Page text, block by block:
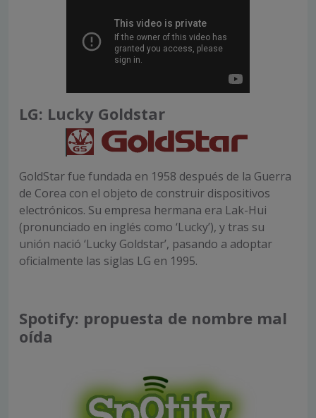
LG: Lucky Goldstar
GoldStar fue fundada en 1958 después de la Guerra
de Corea con el objeto de construir dispositivos
electrónicos. Su empresa hermana era Lak-Hui
(pronunciado en inglés como ‘Lucky’), y tras su
unión nació ‘Lucky Goldstar’, pasando a adoptar
oficialmente las siglas LG en 1995.
Spotify: propuesta de nombre mal
oída